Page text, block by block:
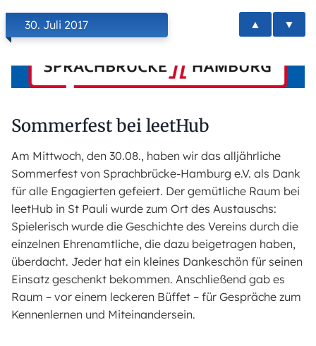
30. Juli 2017 ▲ ▼
Sommerfest bei leetHub
Am Mittwoch, den 30.08., haben wir das alljährliche
Sommerfest von Sprachbrücke-Hamburg e.V. als Dank
für alle Engagierten gefeiert. Der gemütliche Raum bei
leetHub in St Pauli wurde zum Ort des Austauschs:
Spielerisch wurde die Geschichte des Vereins durch die
einzelnen Ehrenamtliche, die dazu beigetragen haben,
überdacht. Jeder hat ein kleines Dankeschön für seinen
Einsatz geschenkt bekommen. Anschließend gab es
Raum – vor einem leckeren Büffet – für Gespräche zum
Kennenlernen und Miteinandersein.